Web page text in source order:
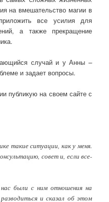
на вмешательство магии в
все усилия для
а также прекращение
случай и у Анны –
и задает вопросы.
публикую на своем сайте с
такие ситуации, как у меня.
совет и, если все-
были с ним отношения на
и сказал об этом